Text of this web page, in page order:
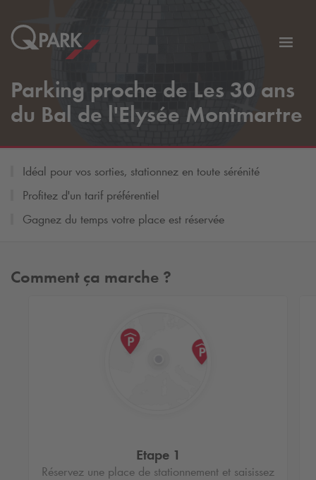
la
Parking proche de Les 30 ans
du Bal de l'Elysée Montmartre
Idéal pour vos sorties, stationnez en toute sérénité
Profitez d'un tarif préférentiel
Gagnez du temps votre place est réservée
Comment ça marche ?
Etape 1
Réservez une place de stationnement et saisissez